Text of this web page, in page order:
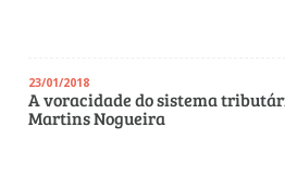
23/01/2018
A voracidade do sistema
Martins Nogueira